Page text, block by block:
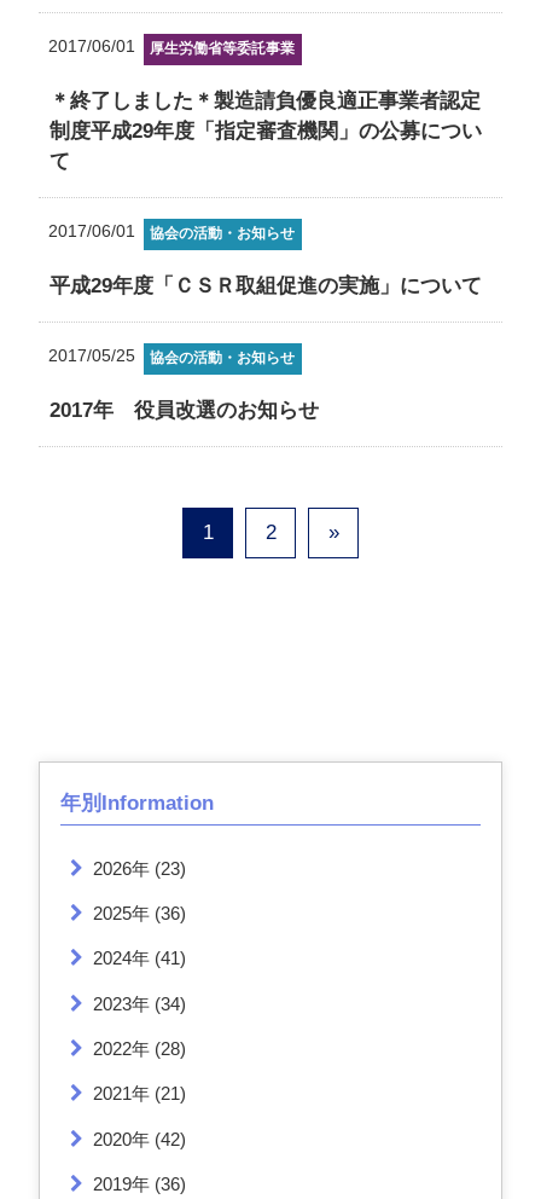
2017/06/01 厚生労働省等委託事業
＊終了しました＊製造請負優良適正事業者認定
制度平成29年度「指定審査機関」の公募につい
て
2017/06/01 協会の活動・お知らせ
平成29年度「ＣＳＲ取組促進の実施」について
2017/05/25 協会の活動・お知らせ
2017年 役員改選のお知らせ
1 2 »
年別Information
2026年(23)
2025年(36)
2024年(41)
2023年(34)
2022年(28)
2021年(21)
2020年(42)
2019年(36)